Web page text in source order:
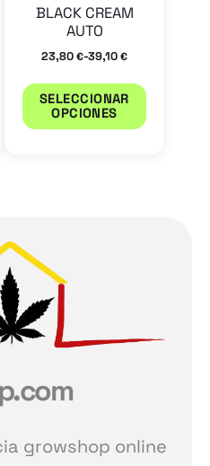
BLACK CREAM
AUTO
23,80 €-39,10 €
SELECCIONAR
OPCIONES
growshop online